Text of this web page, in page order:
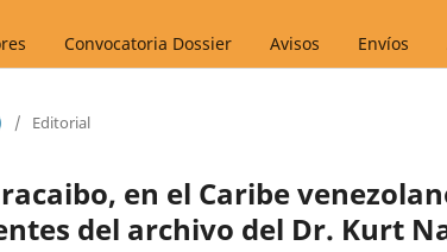
Convocatoria Dossier Avisos Envíos
/ Editorial
en el Caribe
del archivo del Dr. Kurt